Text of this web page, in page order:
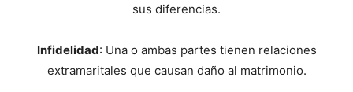
sus diferencias.
Infidelidad: Una o ambas partes tienen relaciones
extramaritales que causan daño al matrimonio.